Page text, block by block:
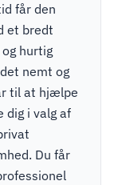
får den
et bredt
hurtig
nemt og
til at hjælpe
dig i valg af
Du får